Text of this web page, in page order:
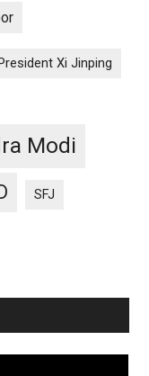
Xi Jinping
Modi
SFJ